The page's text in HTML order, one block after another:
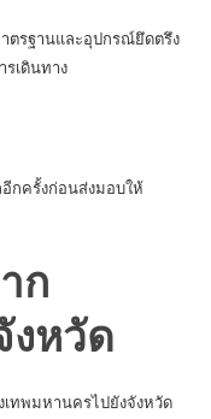
ตรฐานและอุปกรณ์ยึดตรึง
รเดินทาง
กครั้งก่อนส่งมอบให้
ก
งหวัด
ทพมหานครไปยังจังหวัด